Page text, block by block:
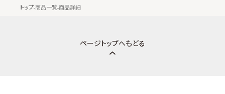
トップ商品一覧商品詳細
ページトップへもどる